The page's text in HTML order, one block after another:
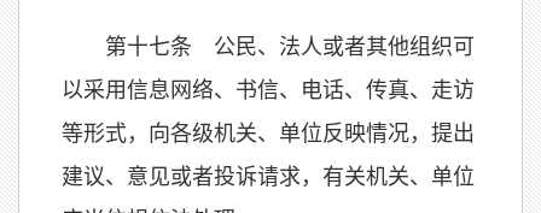
第十七条 公民、法人或者其他组织可
以采用信息网络、书信、电话、传真、走访
等形式，向各级机关、单位反映情况，提出
建议、意见或者投诉请求，有关机关、单位